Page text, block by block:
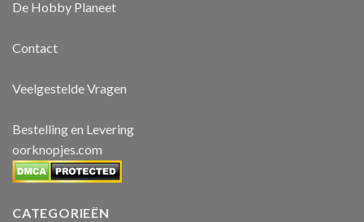
De Hobby Planeet
Contact
Veelgestelde Vragen
Bestelling en Levering
oorknopjes.com
CATEGORIEËN